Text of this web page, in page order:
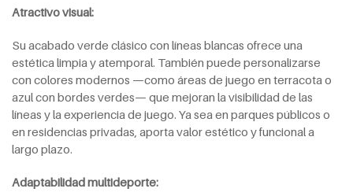
Atractivo visual:
Su acabado verde clásico con líneas blancas ofrece una
estética limpia y atemporal. También puede personalizarse
con colores modernos —como áreas de juego en terracota o
azul con bordes verdes— que mejoran la visibilidad de las
líneas y la experiencia de juego. Ya sea en parques públicos o
en residencias privadas, aporta valor estético y funcional a
largo plazo.
Adaptabilidad multideporte: